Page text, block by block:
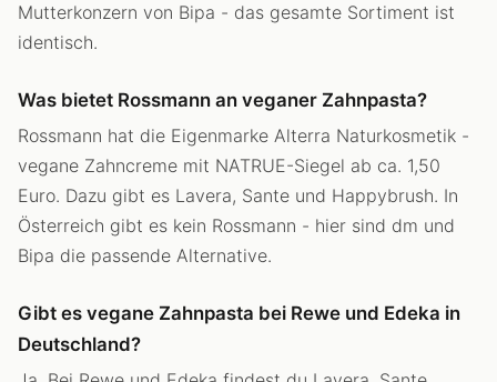
Mutterkonzern von Bipa - das gesamte Sortiment ist
identisch.
Was bietet Rossmann an veganer Zahnpasta?
Rossmann hat die Eigenmarke Alterra Naturkosmetik -
vegane Zahncreme mit NATRUE-Siegel ab ca. 1,50
Euro. Dazu gibt es Lavera, Sante und Happybrush. In
Österreich gibt es kein Rossmann - hier sind dm und
Bipa die passende Alternative.
Gibt es vegane Zahnpasta bei Rewe und Edeka in
Deutschland?